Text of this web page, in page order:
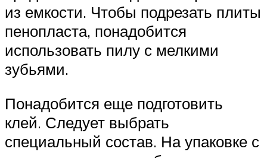
из емкости. Чтобы подрезать плиты
пенопласта, понадобится
использовать пилу с мелкими
зубьями.
Понадобится еще подготовить
клей. Следует выбрать
специальный состав. На упаковке с